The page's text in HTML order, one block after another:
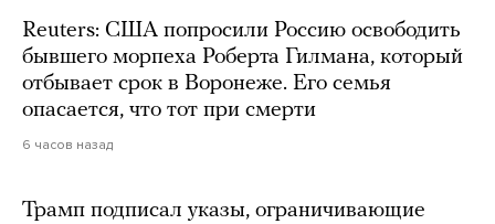
Reuters: США попросили Россию освободить
бывшего морпеха Роберта Гилмана, который
отбывает срок в Воронеже. Его семья
опасается, что тот при смерти
6 часов назад
Трамп подписал указы, ограничивающие